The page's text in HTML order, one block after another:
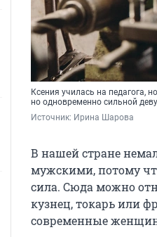
Ксения училась на педагога,
но одновременно сильной
Источник: Ирина Шарова
В нашей стране
мужскими, потому
сила. Сюда можно
кузнец, токарь или
современные